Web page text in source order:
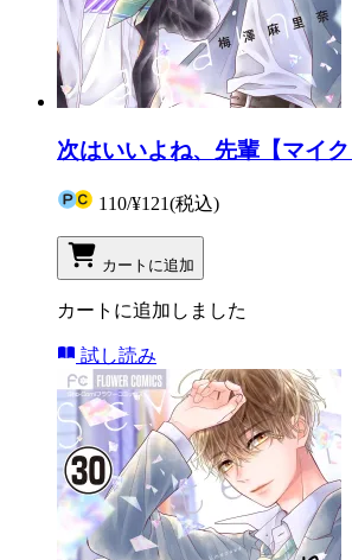
次はいいよね、先輩【マイ
110/¥121(税込)
カートに追加
カートに追加しました
試し読み